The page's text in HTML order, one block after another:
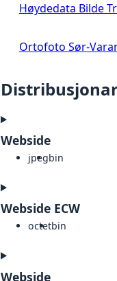
Høydedata Bilde
Ortofoto Sør-
Webside
jpegbin
Webside ECW
octetbin
Webside